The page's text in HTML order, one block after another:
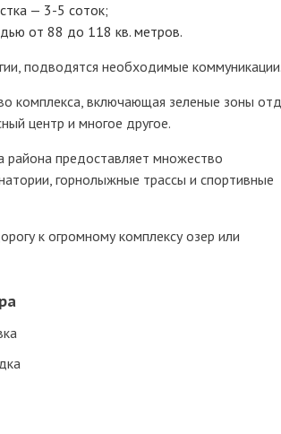
— 3-5 соток;
от 88 до 118 кв. метров.
подводятся необходимые
комплекса, включающая зеленые зоны
центр и многое другое.
района предоставляет множество
горнолыжные трассы и спортивные
к огромному комплексу озер или